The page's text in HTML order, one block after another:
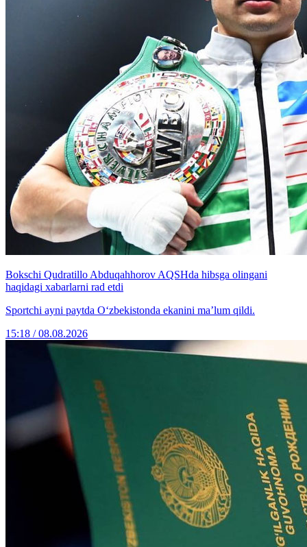
Bokschi Qudratillo Abduqahhorov AQSHda hibsga olingani
haqidagi xabarlarni rad etdi
Sportchi ayni paytda O‘zbekistonda ekanini ma’lum qildi.
15:18 / 08.08.2026